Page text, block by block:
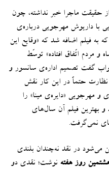
حقیقت ماجرا خبر نداشته، چون
با داریوش مهرجویی درباره‌ی
به فیلم اضافه شد که «وقایع این
مردم اتّفاق افتاده» توسّط
گفت تصمیم اداره‌ی سانسور و
نظارت حتماً در این کار نقش
و مهرجویی «دایره‌ی مینا» را
و بهترین فیلم آن سال‌های
نمی‌گرفت.
می‌شود در نقد نه‌چندان بلندی
روز هفته نوشت؛ نقدی دو